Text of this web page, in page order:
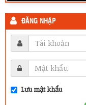
ĐĂNG NHẬP
Lưu mật khẩu